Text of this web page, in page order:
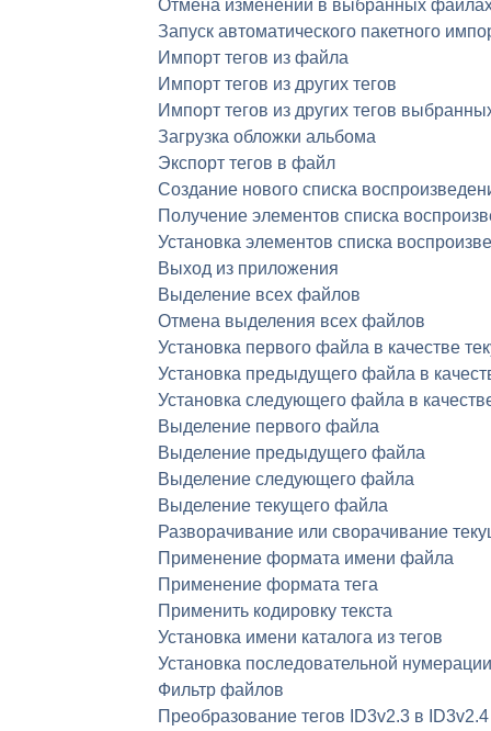
Отмена изменений в выбранных
Запуск автоматического пакетного
Импорт тегов из файла
Импорт тегов из других тегов
Импорт тегов из других тегов
Загрузка обложки альбома
Экспорт тегов в файл
Создание нового списка
Получение элементов списка
Установка элементов списка
Выход из приложения
Выделение всех файлов
Отмена выделения всех файлов
Установка первого файла в качестве
Установка предыдущего файла в
Установка следующего файла в
Выделение первого файла
Выделение предыдущего файла
Выделение следующего файла
Выделение текущего файла
Разворачивание или сворачивание
Применение формата имени файла
Применение формата тега
Применить кодировку текста
Установка имени каталога из тегов
Установка последовательной
Фильтр файлов
Преобразование тегов ID3v2.3 в ID3v2.4